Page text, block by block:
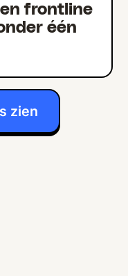
frontline
één
zien